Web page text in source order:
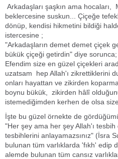
Arkadaşları şaşkın ama
beklercesine suskun... Çiçeğe
dönüp, kendisi hikmetini bildiği
istercesine ;
"Arkadaşların demet demet çiçek
bükük çiçeği getirdin" diye
Efendim size en güzel çiçekleri
uzatsam hep Allah'ı zikrettiklerini
onları hayattan ve zikirden
boynu bükük, zikirden hâlî
istemediğimden kerhen de olsa
İşte bu güzel örnekte de
"Her şey ama her şey Allah'ı tesbih
tesbihlerini anlayamazsınız" (İsra
bulunan tüm varlıklarda 'fıkh' edip
alemde bulunan tüm cansız